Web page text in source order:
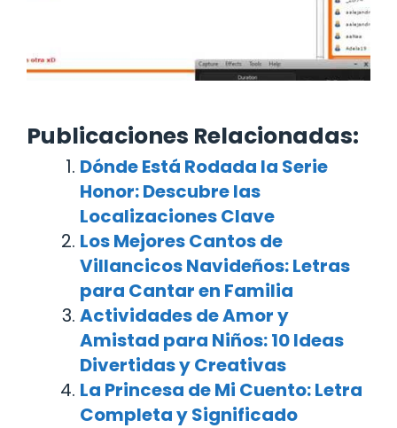
Publicaciones Relacionadas:
Dónde Está Rodada la Serie
Honor: Descubre las
Localizaciones Clave
Los Mejores Cantos de
Villancicos Navideños: Letras
para Cantar en Familia
Actividades de Amor y
Amistad para Niños: 10 Ideas
Divertidas y Creativas
La Princesa de Mi Cuento: Letra
Completa y Significado